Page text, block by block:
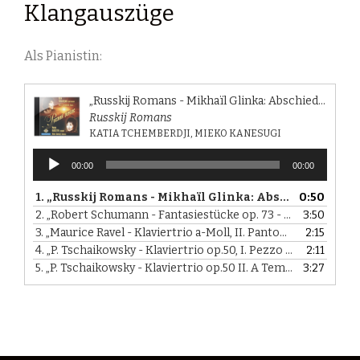
Klangauszüge
Als Pianistin:
„Russkij Romans - Mikhaïl Glinka: Abschiedswalzer“
Russkij Romans
KATIA TCHEMBERDJI, MIEKO KANESUGI
Audio-
Player
00:00 00:00
1. „Russkij Romans - Mikhaïl Glinka: Abschiedswalzer“
0:50
2. „Robert Schumann - Fantasiestücke op. 73 - II. Lebhaft, leicht“
3:50
3. „Maurice Ravel - Klaviertrio a-Moll, II. Pantoum“ — MIKA
2:15
4. „P. Tschaikowsky - Klaviertrio op.50, I. Pezzo elegiaco“
2:11
5. „P. Tschaikowsky - Klaviertrio op.50 II. A Tema con variazioni“ 3:27